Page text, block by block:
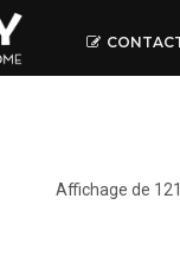
Affichage de